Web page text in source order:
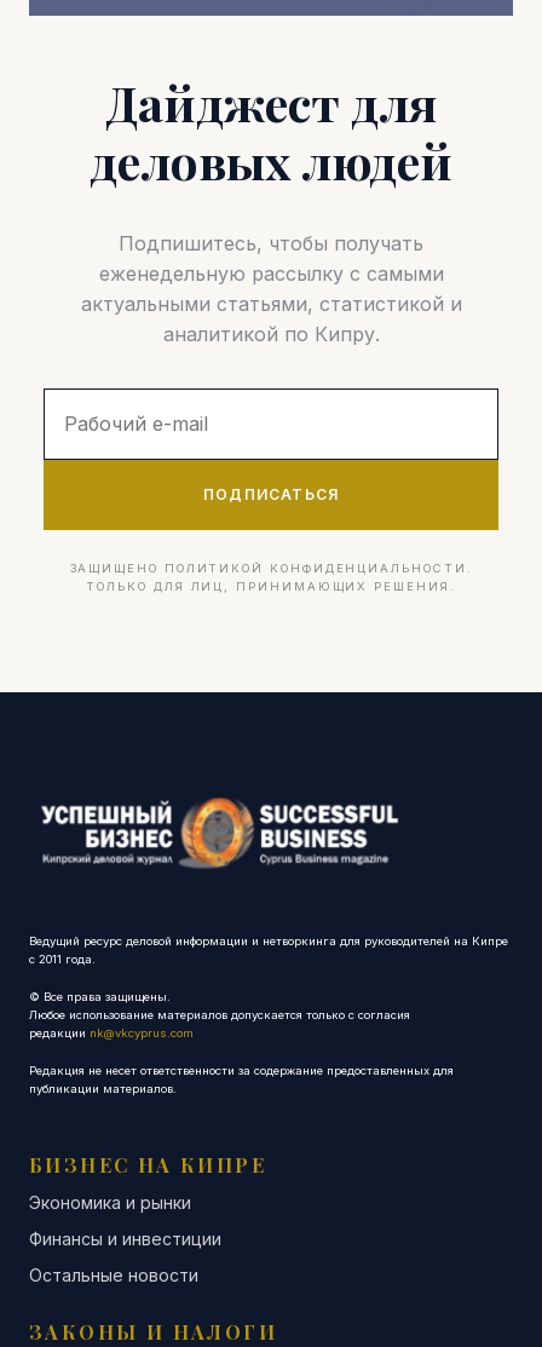
Дайджест для
деловых людей
Подпишитесь, чтобы получать
еженедельную рассылку с самыми
актуальными статьями, статистикой и
аналитикой по Кипру.
ПОДПИСАТЬСЯ
ЗАЩИЩЕНО ПОЛИТИКОЙ КОНФИДЕНЦИАЛЬНОСТИ.
ТОЛЬКО ДЛЯ ЛИЦ, ПРИНИМАЮЩИХ РЕШЕНИЯ.
Ведущий ресурс деловой информации и нетворкинга для руководителей на Кипре
с 2011 года.
© Все права защищены.
Любое использование материалов допускается только с согласия
редакции nk@vkcyprus.com
Редакция не несет ответственности за содержание предоставленных для
публикации материалов.
БИЗНЕС НА КИПРЕ
Экономика и рынки
Финансы и инвестиции
Остальные новости
ЗАКОНЫ И НАЛОГИ